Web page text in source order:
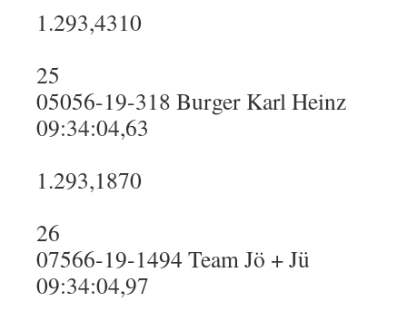
1.293,4310
25
05056-19-318 Burger Karl Heinz
09:34:04,63
1.293,1870
26
07566-19-1494 Team Jö + Jü
09:34:04,97